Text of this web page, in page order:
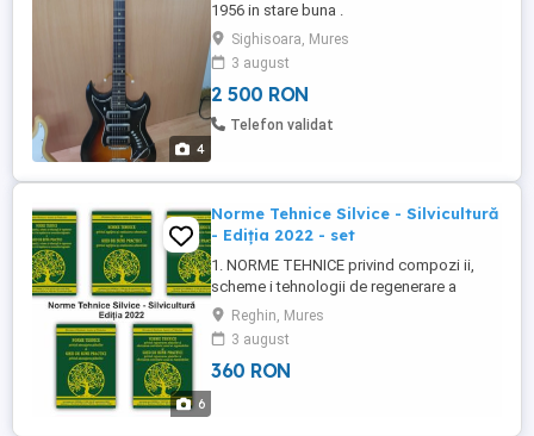
4
1956 in stare buna .
Sighisoara, Mures
3 august
2 500 RON
Telefon validat
6
Norme Tehnice Silvice - Silvicultură
- Ediția 2022 - set
1. NORME TEHNICE privind compozi ii,
scheme i tehnologii de regenerare a
pădurilor i de împădurire a terenurilor
degradate și GHID DE BUNE PRACTICI =
Preț: 98 lei Aprobate prin ORDIN nr. 2.533
din 28 septembrie 2022 care abrogă
Reghin, Mures
3 august
360 RON